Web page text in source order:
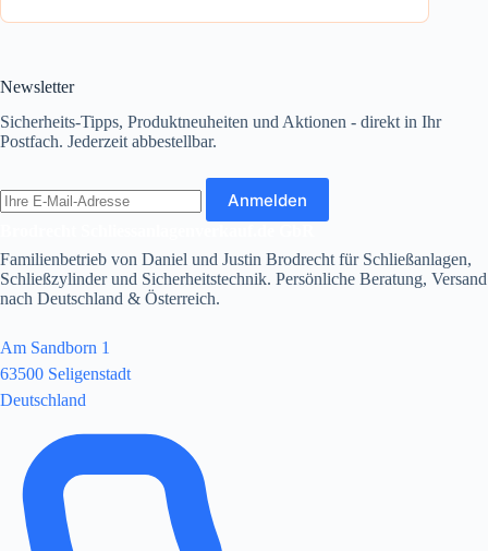
Newsletter
Sicherheits-Tipps, Produktneuheiten und Aktionen - direkt in Ihr
Postfach. Jederzeit abbestellbar.
E-
Mail-
Anmelden
Familienbetrieb von Daniel und Justin Brodrecht für Schließanlagen,
Schließzylinder und Sicherheitstechnik. Persönliche Beratung, Versand
nach Deutschland & Österreich.
Am Sandborn 1
63500 Seligenstadt
Deutschland